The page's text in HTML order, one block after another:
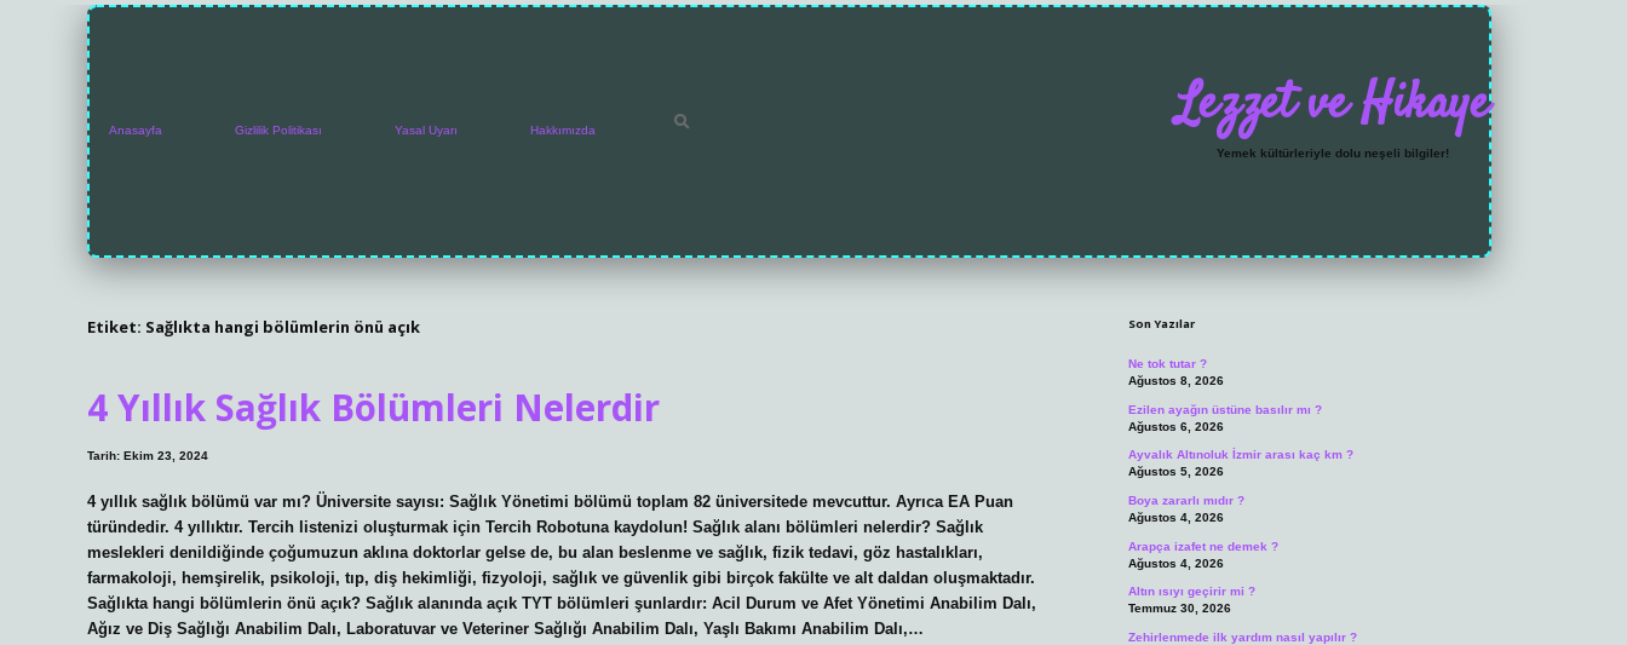
Anasayfa Gizlilik Politikası Yasal Uyarı Hakkımızda Lezzet ve Hikaye
Yemek kültürleriyle dolu neşeli bilgiler!
Etiket: Sağlıkta hangi bölümlerin önü açık
4 Yıllık Sağlık Bölümleri Nelerdir
Tarih: Ekim 23, 2024
4 yıllık sağlık bölümü var mı? Üniversite sayısı: Sağlık Yönetimi bölümü toplam 82 üniversitede mevcuttur. Ayrıca EA Puan
türündedir. 4 yıllıktır. Tercih listenizi oluşturmak için Tercih Robotuna kaydolun! Sağlık alanı bölümleri nelerdir? Sağlık
meslekleri denildiğinde çoğumuzun aklına doktorlar gelse de, bu alan beslenme ve sağlık, fizik tedavi, göz hastalıkları,
farmakoloji, hemşirelik, psikoloji, tıp, diş hekimliği, fizyoloji, sağlık ve güvenlik gibi birçok fakülte ve alt daldan oluşmaktadır.
Sağlıkta hangi bölümlerin önü açık? Sağlık alanında açık TYT bölümleri şunlardır: Acil Durum ve Afet Yönetimi Anabilim Dalı,
Ağız ve Diş Sağlığı Anabilim Dalı, Laboratuvar ve Veteriner Sağlığı Anabilim Dalı, Yaşlı Bakımı Anabilim Dalı,…
Sidebar
Son Yazılar
Ne tok tutar ?
Ağustos 8, 2026
Ezilen ayağın üstüne basılır mı ?
Ağustos 6, 2026
Ayvalık Altınoluk İzmir arası kaç km ?
Ağustos 5, 2026
Boya zararlı mıdır ?
Ağustos 4, 2026
Arapça izafet ne demek ?
Ağustos 4, 2026
Altın ısıyı geçirir mi ?
Temmuz 30, 2026
Zehirlenmede ilk yardım nasıl yapılır ?